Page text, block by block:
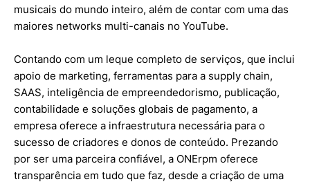
musicais do mundo inteiro, além de contar com uma das
maiores networks multi-canais no YouTube.
Contando com um leque completo de serviços, que inclui
apoio de marketing, ferramentas para a supply chain,
SAAS, inteligência de empreendedorismo, publicação,
contabilidade e soluções globais de pagamento, a
empresa oferece a infraestrutura necessária para o
sucesso de criadores e donos de conteúdo. Prezando
por ser uma parceira confiável, a ONErpm oferece
transparência em tudo que faz, desde a criação de uma